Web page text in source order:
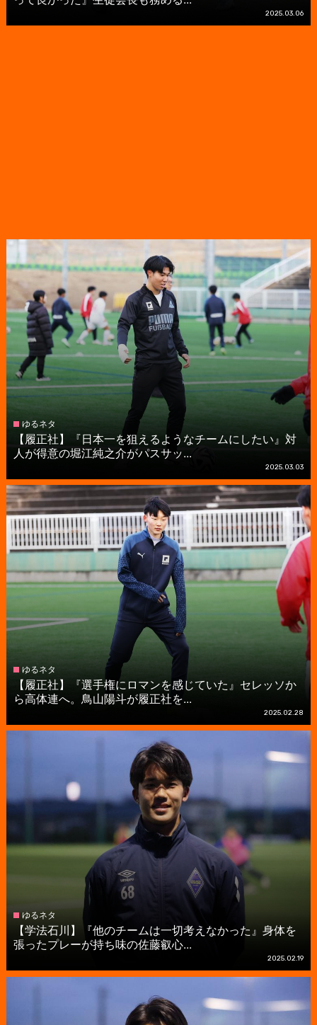
2025.03.06
ゆるネタ
【履正社】『日本一を狙えるようなチームにしたい』対
人が得意の堀江純之介がパスサッ...
2025.03.03
ゆるネタ
【履正社】『選手権にロマンを感じていた』セレッソか
ら高体連へ。鳥山陽斗が履正社を...
2025.02.28
ゆるネタ
【学法石川】『他のチームは一切考えなかった』身体を
張ったプレーが持ち味の佐藤叡心...
2025.02.19